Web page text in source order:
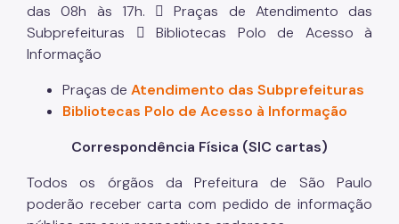
das 08h às 17h.  Praças de Atendimento das
Subprefeituras  Bibliotecas Polo de Acesso à
Informação
Praças de Atendimento das Subprefeituras
Bibliotecas Polo de Acesso à Informação
Correspondência Física (SIC cartas)
Todos os órgãos da Prefeitura de São Paulo
poderão receber carta com pedido de informação